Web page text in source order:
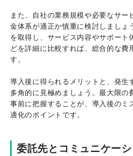
また、自社の業務規模や必要なサー
金体系が適正か慎重に検討しましょ
を取得し、サービス内容やサポート
どを詳細に比較すれば、総合的な費
す。
導入後に得られるメリットと、発生
多角的に見極めましょう。最大限の
事前に把握することが、導入後のミ
適化のポイントです。
委託先とコミュニケー